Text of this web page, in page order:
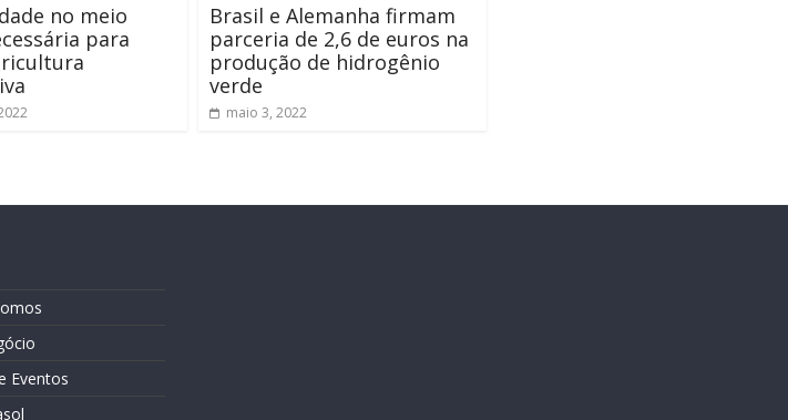
no meio
para
Brasil e Alemanha firmam
parceria de 2,6 de euros na
produção de hidrogênio
verde
maio 3, 2022
Eventos